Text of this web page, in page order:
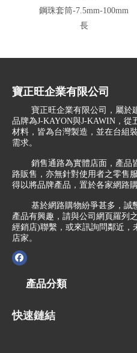
鋼珠套筒-7.5mm-100mm
長
寶正旺企業有限公司
寶正旺企業有限公司，屬於
品牌為J-KAYON與J-KAWIN，從
材料，皆為台灣製造，並在台組
需求。
銷售通路為實體店面，產品皆
路販售，亦無針對使用者之零售
得以將品牌產品，置於各家網路
基於網路購物紛爭甚多，誠懇
產品有興趣，請與公司網頁羅列
經銷店)聯繫，或來訊詢問鄰近，
店家。
產品分類
快速鏈結